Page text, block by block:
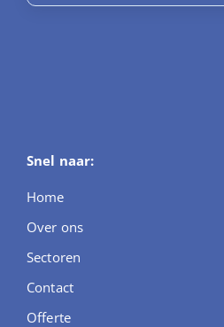
Snel naar:
Home
Over ons
Sectoren
Contact
Offerte